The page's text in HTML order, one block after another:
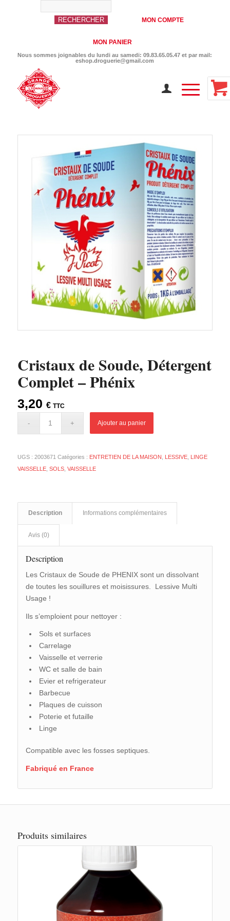
MON COMPTE
MON PANIER
Nous sommes joignables du lundi au samedi: 09.83.65.05.47 et par mail:
eshop.droguerie@gmail.com
Cristaux de Soude, Détergent
Complet – Phénix
3,20 € TTC
Ajouter au panier
UGS : 2003671 Catégories : ENTRETIEN DE LA MAISON LESSIVE, LINGE
VAISSELLE, SOLS, VAISSELLE
Description Informations complémentaires
Avis (0)
Description
Les Cristaux de Soude de PHENIX sont un dissolvant
de toutes les souillures et moisissures. Lessive Multi
Usage !
Ils s’emploient pour nettoyer :
Sols et surfaces
Carrelage
Vaisselle et verrerie
WC et salle de bain
Evier et refrigerateur
Barbecue
Plaques de cuisson
Poterie et futaille
Linge
Compatible avec les fosses septiques.
Fabriqué en France
Produits similaires